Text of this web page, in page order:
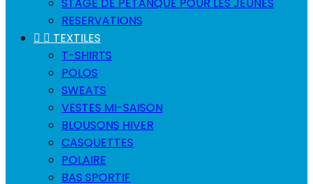
RESERVATIONS
  TEXTILES
T-SHIRTS
POLOS
SWEATS
VESTES MI-SAISON
BLOUSONS HIVER
CASQUETTES
POLAIRE
BAS SPORTIF